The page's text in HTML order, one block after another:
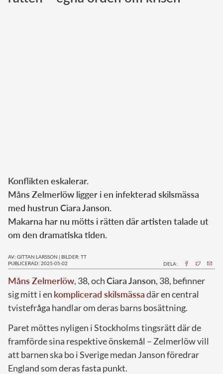
Monacos furstehus
Konflikten eskalerar.
Måns Zelmerlöw ligger i en infekterad skilsmässa
med hustrun Ciara Janson.
Makarna har nu mötts i rätten där artisten talade ut
om den dramatiska tiden.
AV: GITTAN LARSSON | BILDER: TT
PUBLICERAD: 2025-05-02
DELA:
Måns Zelmerlöw, 38, ochCiara Janson, 38, befinner
sig mitt i en komplicerad skilsmässadär en central
tvistefråga handlar om deras barns bosättning.
Paret möttes nyligen i Stockholms tingsrätt där de
framförde sina respektive önskemål – Zelmerlöw vill
att barnen ska bo i Sverige medan Janson föredrar
England som deras fasta punkt.